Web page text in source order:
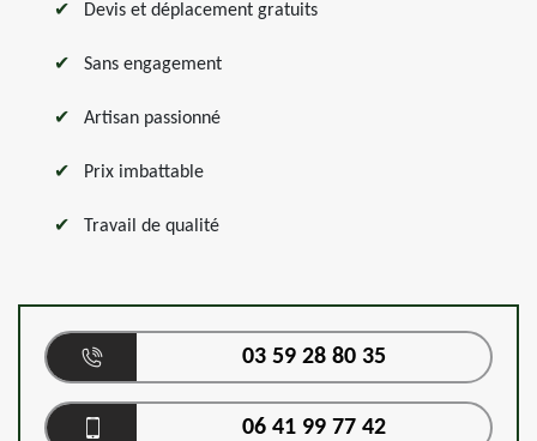
Devis et déplacement gratuits
Sans engagement
Artisan passionné
Prix imbattable
Travail de qualité
03 59 28 80 35
06 41 99 77 42